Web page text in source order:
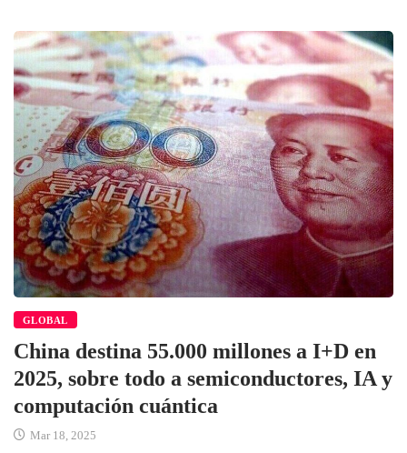
GLOBAL
China destina 55.000 millones a I+D en
2025, sobre todo a semiconductores, IA y
computación cuántica
Mar 18, 2025